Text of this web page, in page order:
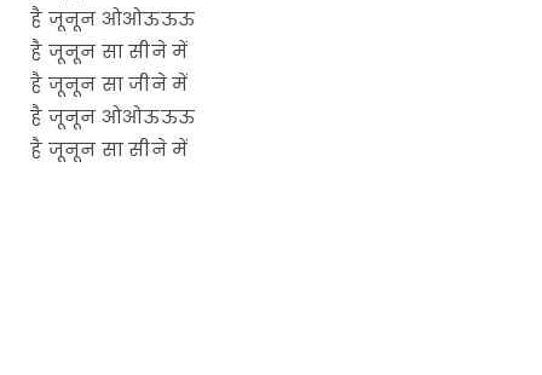
है जूनून ओओऊऊऊ
है जूनून सा सीने में
है जूनून सा जीने में
है जूनून ओओऊऊऊ
है जूनून सा सीने में